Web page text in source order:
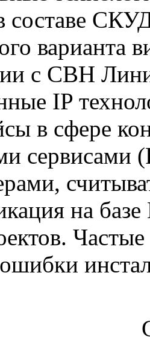
составе
варианта
с СВН
IP
в сфере
сервисами
на